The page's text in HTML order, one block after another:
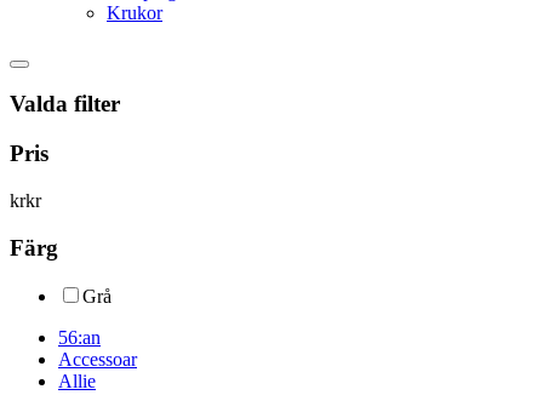
Krukor
Valda filter
Pris
krkr
Färg
Grå
56:an
Accessoar
Allie